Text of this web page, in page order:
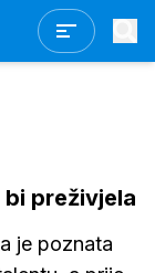
preživjela
je poznata